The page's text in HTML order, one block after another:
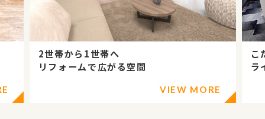
こだわりのリフォームで
ライフスタイルにフィット
VIEW MORE